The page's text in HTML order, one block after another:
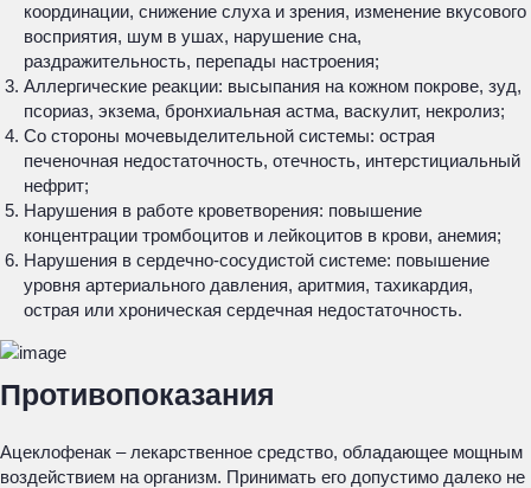
координации, снижение слуха и зрения, изменение вкусового
восприятия, шум в ушах, нарушение сна,
раздражительность, перепады настроения;
Аллергические реакции: высыпания на кожном покрове, зуд,
псориаз, экзема, бронхиальная астма, васкулит, некролиз;
Со стороны мочевыделительной системы: острая
печеночная недостаточность, отечность, интерстициальный
нефрит;
Нарушения в работе кроветворения: повышение
концентрации тромбоцитов и лейкоцитов в крови, анемия;
Нарушения в сердечно-сосудистой системе: повышение
уровня артериального давления, аритмия, тахикардия,
острая или хроническая сердечная недостаточность.
Противопоказания
Ацеклофенак – лекарственное средство, обладающее мощным
воздействием на организм. Принимать его допустимо далеко не